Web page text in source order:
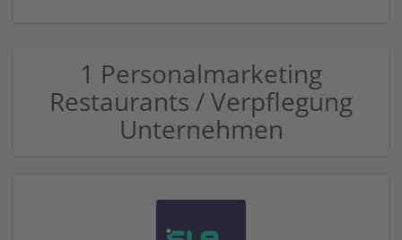
1 Personalmarketing
Restaurants / Verpflegung
Unternehmen